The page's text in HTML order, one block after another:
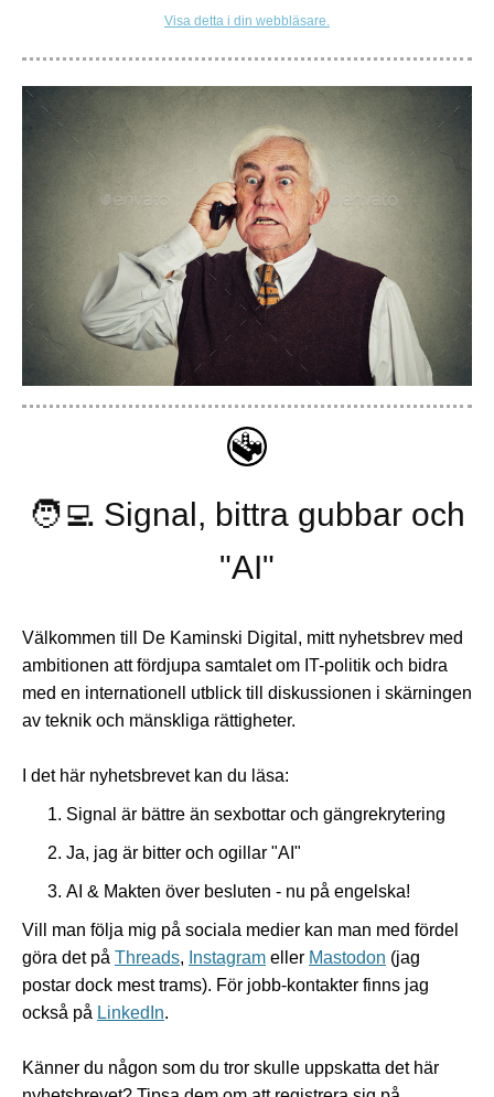
Visa detta i din webbläsare.
🧑‍💻 Signal, bittra gubbar och
"AI"
Välkommen till De Kaminski Digital, mitt nyhetsbrev med
ambitionen att fördjupa samtalet om IT-politik och bidra
med en internationell utblick till diskussionen i skärningen
av teknik och mänskliga rättigheter.
I det här nyhetsbrevet kan du läsa:
Signal är bättre än sexbottar och gängrekrytering
Ja, jag är bitter och ogillar "AI"
AI & Makten över besluten - nu på engelska!
Vill man följa mig på sociala medier kan man med fördel
göra det på Threads, Instagram eller Mastodon (jag
postar dock mest trams). För jobb-kontakter finns jag
också på LinkedIn.
Känner du någon som du tror skulle uppskatta det här